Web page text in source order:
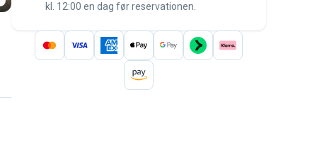
af Pawshake-garantien.
kl. 12:00 en dag før reservationen.